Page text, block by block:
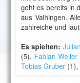
geht es bereits in
aus Vaihingen.
zahlreiche und
Es spielten:
(5), Fabian Weller
Tobias Gruber (1),